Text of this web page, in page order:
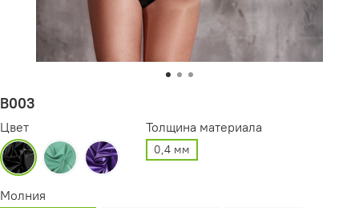
B003
Цвет Толщина материала
0,4 мм
Молния